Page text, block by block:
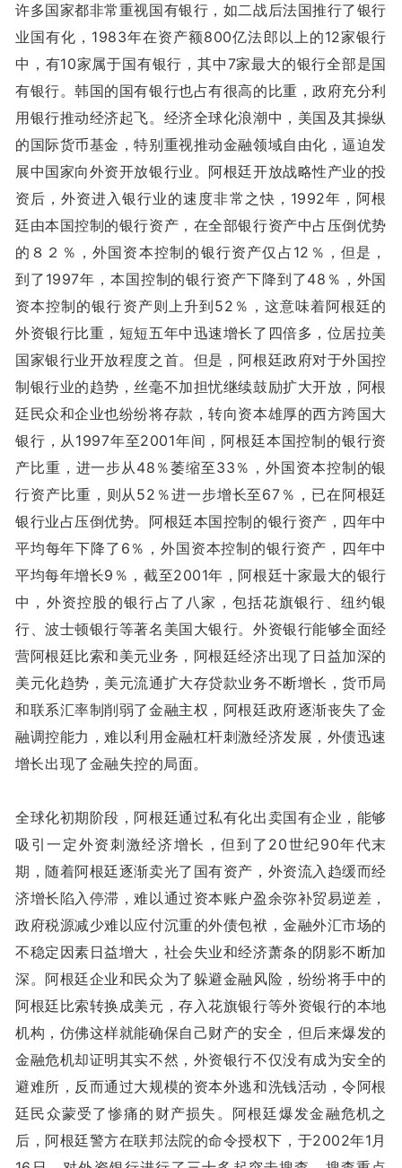
许多国家都非常重视国有银行，如二战后法国推行了银行
业国有化，1983年在资产额800亿法郎以上的12家银行
中，有10家属于国有银行，其中7家最大的银行全部是国
有银行。韩国的国有银行也占有很高的比重，政府充分利
用银行推动经济起飞。经济全球化浪潮中，美国及其操纵
的国际货币基金，特别重视推动金融领域自由化，逼迫发
展中国家向外资开放银行业。阿根廷开放战略性产业的投
资后，外资进入银行业的速度非常之快，1992年，阿根
廷由本国控制的银行资产，在全部银行资产中占压倒优势
的８２％，外国资本控制的银行资产仅占12％，但是，
到了1997年，本国控制的银行资产下降到了48％，外国
资本控制的银行资产则上升到52％，这意味着阿根廷的
外资银行比重，短短五年中迅速增长了四倍多，位居拉美
国家银行业开放程度之首。但是，阿根廷政府对于外国控
制银行业的趋势，丝毫不加担忧继续鼓励扩大开放，阿根
廷民众和企业也纷纷将存款，转向资本雄厚的西方跨国大
银行，从1997年至2001年间，阿根廷本国控制的银行资
产比重，进一步从48％萎缩至33％，外国资本控制的银
行资产比重，则从52％进一步增长至67％，已在阿根廷
银行业占压倒优势。阿根廷本国控制的银行资产，四年中
平均每年下降了6％，外国资本控制的银行资产，四年中
平均每年增长9％，截至2001年，阿根廷十家最大的银行
中，外资控股的银行占了八家，包括花旗银行、纽约银
行、波士顿银行等著名美国大银行。外资银行能够全面经
营阿根廷比索和美元业务，阿根廷经济出现了日益加深的
美元化趋势，美元流通扩大存贷款业务不断增长，货币局
和联系汇率制削弱了金融主权，阿根廷政府逐渐丧失了金
融调控能力，难以利用金融杠杆刺激经济发展，外债迅速
增长出现了金融失控的局面。
全球化初期阶段，阿根廷通过私有化出卖国有企业，能够
吸引一定外资刺激经济增长，但到了20世纪90年代末
期，随着阿根廷逐渐卖光了国有资产，外资流入趋缓而经
济增长陷入停滞，难以通过资本账户盈余弥补贸易逆差，
政府税源减少难以应付沉重的外债包袱，金融外汇市场的
不稳定因素日益增大，社会失业和经济萧条的阴影不断加
深。阿根廷企业和民众为了躲避金融风险，纷纷将手中的
阿根廷比索转换成美元，存入花旗银行等外资银行的本地
机构，仿佛这样就能确保自己财产的安全，但后来爆发的
金融危机却证明其实不然，外资银行不仅没有成为安全的
避难所，反而通过大规模的资本外逃和洗钱活动，令阿根
廷民众蒙受了惨痛的财产损失。阿根廷爆发金融危机之
后，阿根廷警方在联邦法院的命令授权下，于2002年1月